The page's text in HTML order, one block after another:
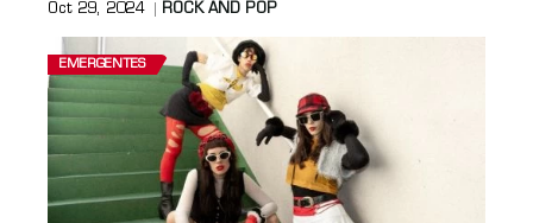
Oct 29, 2024 ROCK AND POP
EMERGENTES